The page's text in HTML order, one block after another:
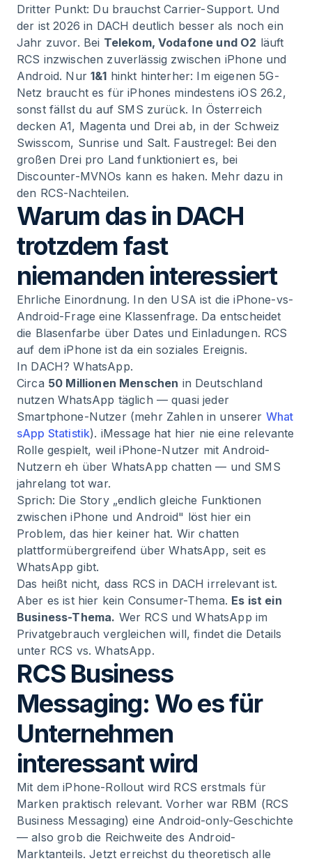
Dritter Punkt: Du brauchst Carrier-Support. Und
der ist 2026 in DACH deutlich besser als noch ein
Jahr zuvor. Bei Telekom, Vodafone und O2 läuft
RCS inzwischen zuverlässig zwischen iPhone und
Android. Nur1&1 hinkt hinterher: Im eigenen 5G-
Netz braucht es für iPhones mindestens iOS 26.2,
sonst fällst du auf SMS zurück. In Österreich
decken A1, Magenta und Drei ab, in der Schweiz
Swisscom, Sunrise und Salt. Faustregel: Bei den
großen Drei pro Land funktioniert es, bei
Discounter-MVNOs kann es haken. Mehr dazu in
den RCS-Nachteilen.
Warum das in DACH
trotzdem fast
niemanden interessiert
Ehrliche Einordnung. In den USA ist die iPhone-vs-
Android-Frage eine Klassenfrage. Da entscheidet
die Blasenfarbe über Dates und Einladungen. RCS
auf dem iPhone ist da ein soziales Ereignis.
In DACH? WhatsApp.
Circa 50 Millionen Menschen in Deutschland
nutzen WhatsApp täglich — quasi jeder
Smartphone-Nutzer (mehr Zahlen in unserer What
sApp Statistik). iMessage hat hier nie eine relevante
Rolle gespielt, weil iPhone-Nutzer mit Android-
Nutzern eh über WhatsApp chatten — und SMS
jahrelang tot war.
Sprich: Die Story „endlich gleiche Funktionen
zwischen iPhone und Android" löst hier ein
Problem, das hier keiner hat. Wir chatten
plattformübergreifend über WhatsApp, seit es
WhatsApp gibt.
Das heißt nicht, dass RCS in DACH irrelevant ist.
Aber es ist hier kein Consumer-Thema. Es ist ein
Business-Thema. Wer RCS und WhatsApp im
Privatgebrauch vergleichen will, findet die Details
unter RCS vs. WhatsApp.
RCS Business
Messaging: Wo es für
Unternehmen
interessant wird
Mit dem iPhone-Rollout wird RCS erstmals für
Marken praktisch relevant. Vorher war RBM (RCS
Business Messaging) eine Android-only-Geschichte
— also grob die Reichweite des Android-
Marktanteils. Jetzt erreichst du theoretisch alle